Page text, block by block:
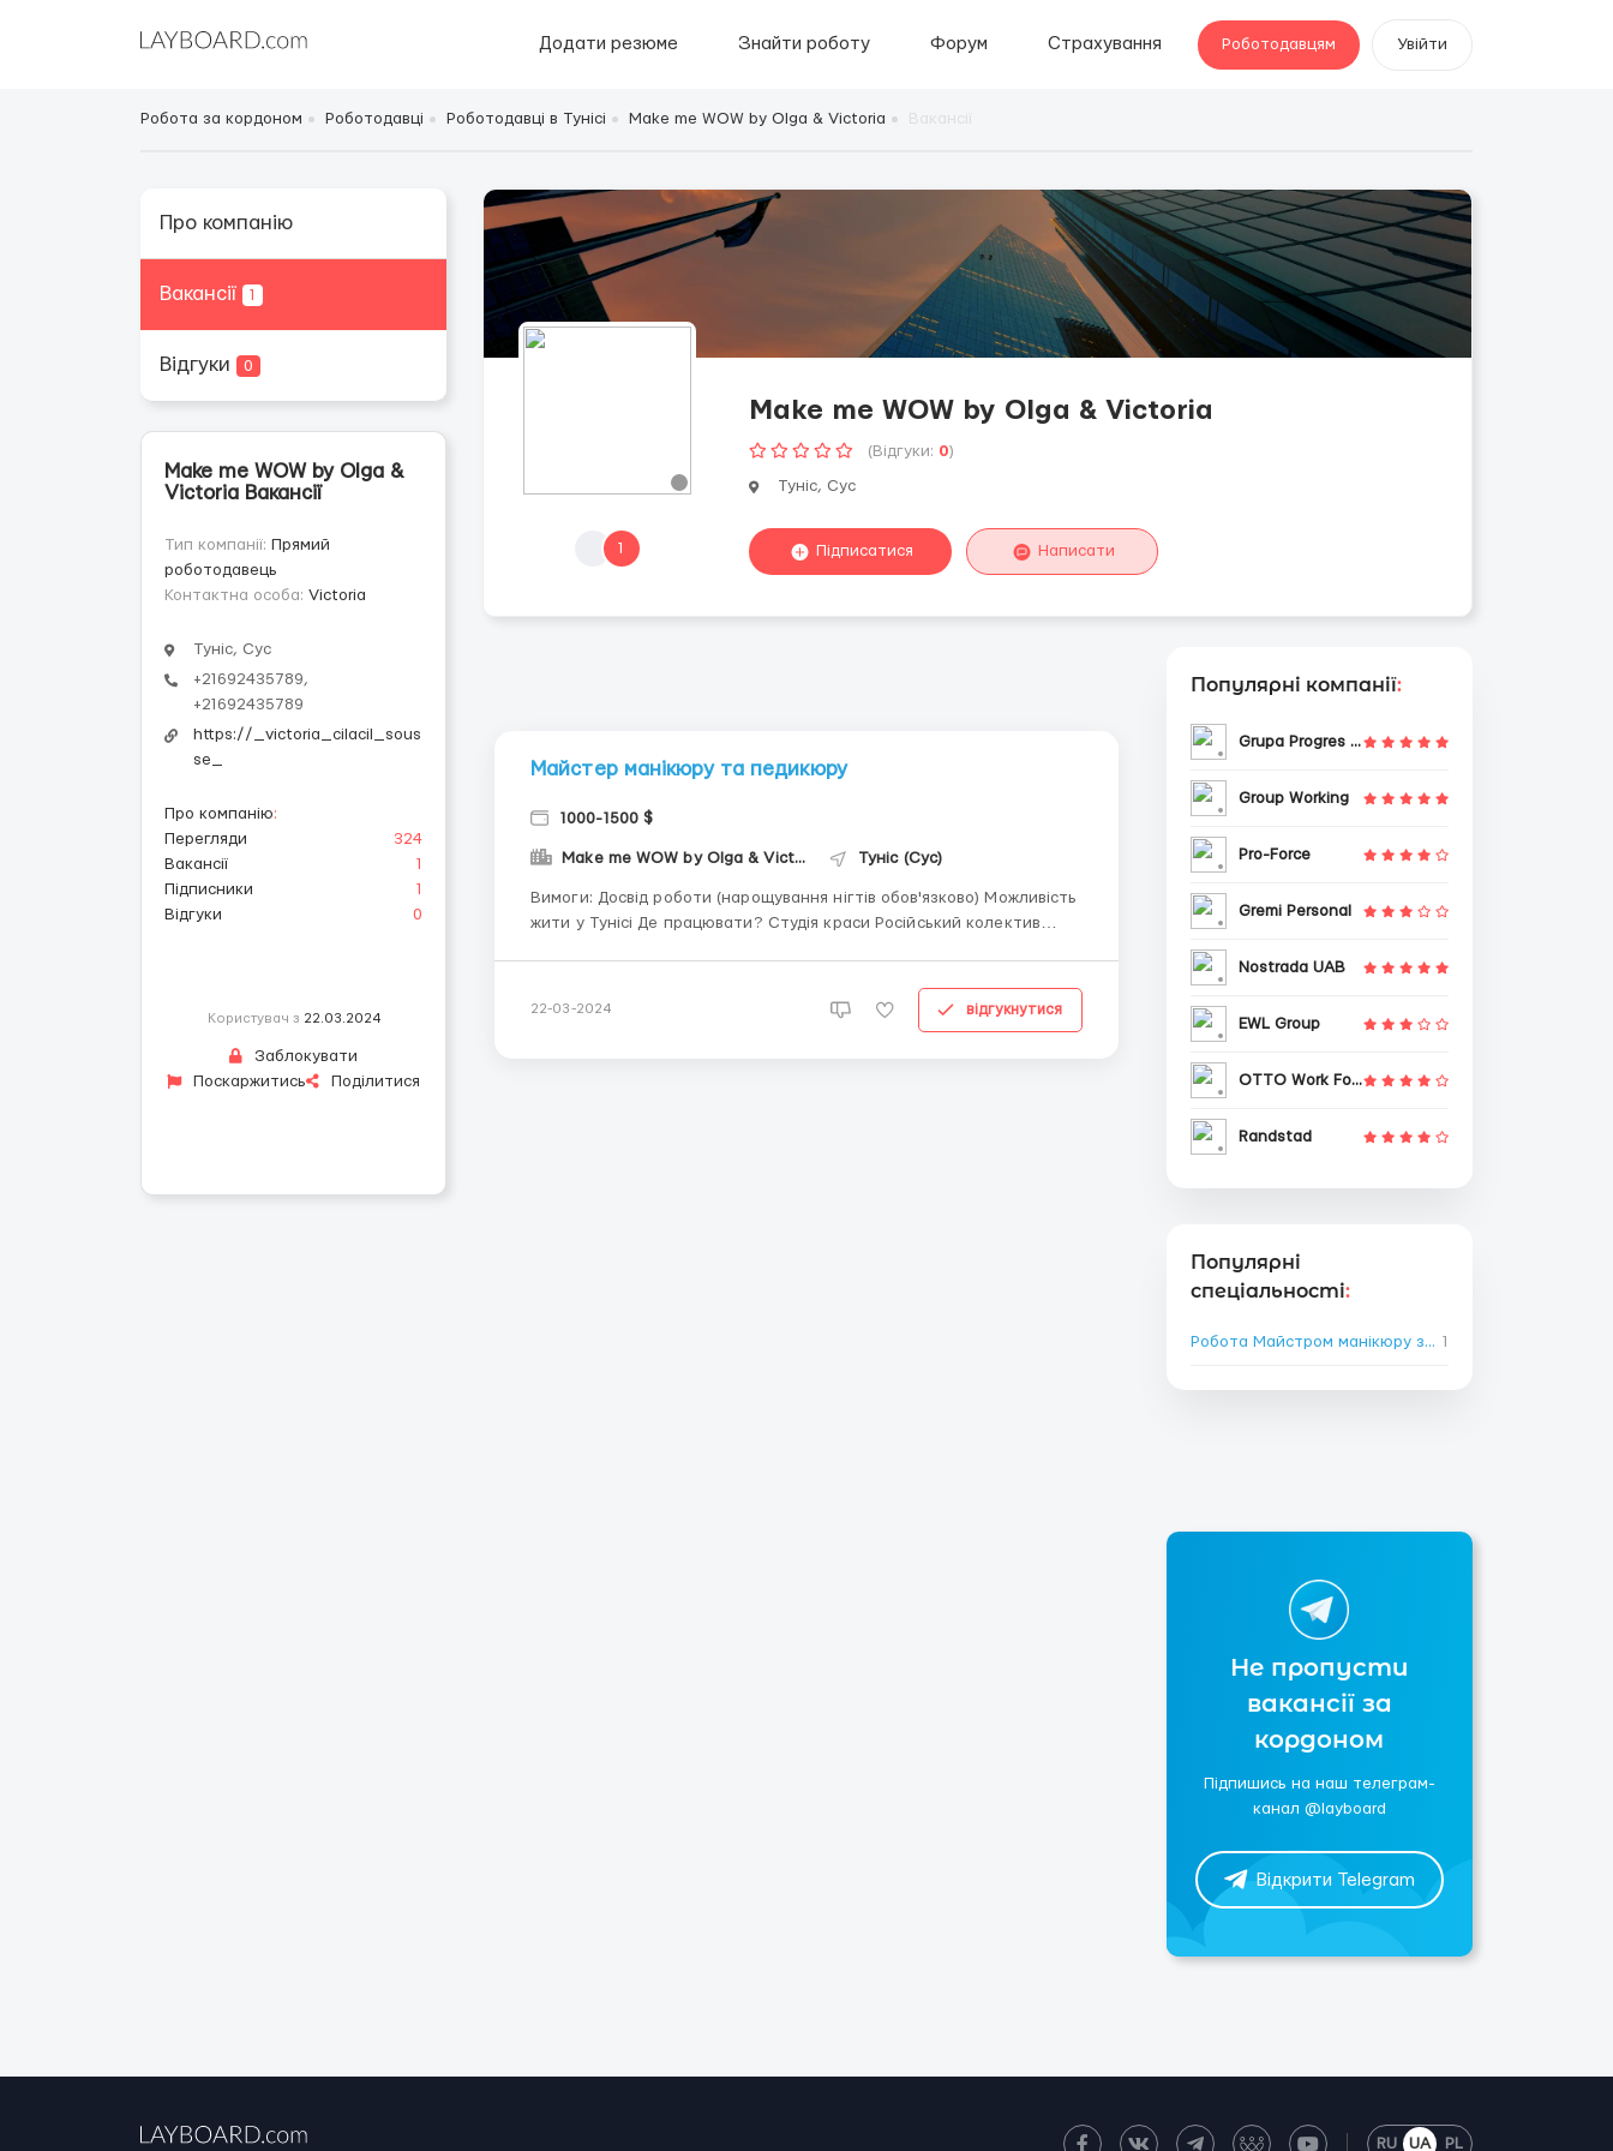
Додати резюме Знайти роботу Форум Страхування Роботодавцям Увійти
Робота за кордоном Роботодавці Роботодавці в Тунісі Make me WOW by Olga & Victoria
Про компанію
Вакансії 1
Відгуки 0
Make me WOW by Olga &
Victoria Вакансії
Тип компанії: Прямий
роботодавець
Контактна особа: Victoria
Туніс, Сус
+21692435789,
+21692435789
https://_victoria_cilacil_sous
se_
Про компанію:
Перегляди
324
Вакансії
1
Підписники
1
Відгуки
0
Користувач з 22.03.2024
Заблокувати
Поскаржитись
Поділитися
1
Make me WOW by Olga & Victoria
(Відгуки: 0)
Туніс, Сус
Підписатися Написати
Майстер манікюру та педикюру
1000-1500 $
Make me WOW by Olga & Victoria Туніс (Сус)
Вимоги: Досвід роботи (нарощування нігтів обов'язково) Можливість
жити у Тунісі Де працювати? Студія краси Російський колектив
Години роботи 10:00 - 18:00 Зарплат...
22-03-2024 відгукнутися
Популярні компанії:
Grupa Progres Sp. z o.o.
Group Working
Pro-Force
Gremi Personal
Nostrada UAB
EWL Group
OTTO Work Force
Randstad
Популярні
спеціальності:
Робота Майстром манікюру за кордоном 1
Не пропусти
вакансії за
кордоном
Підпишись на наш телеграм-
канал @layboard
Відкрити Telegram
RU UA PL